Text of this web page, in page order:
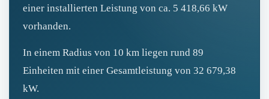
einer installierten Leistung von ca. 5 418,66 kW
vorhanden.
In einem Radius von 10 km liegen rund 89
Einheiten mit einer Gesamtleistung von 32 679,38
kW.